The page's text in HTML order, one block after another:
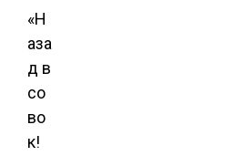
«Н
аза
д в
со
во
к!